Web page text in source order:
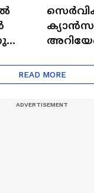
|
Cafe
Cancer
READ MORE